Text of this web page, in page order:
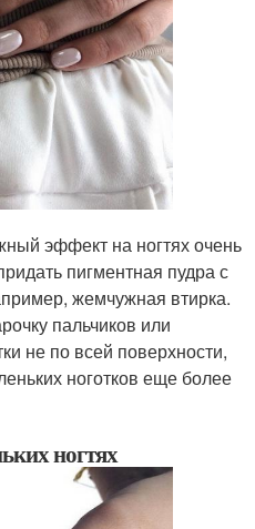
эффект на ногтях очень
пигментная пудра с
жемчужная втирка.
пальчиков или
не по всей поверхности,
ноготков еще более
ногтях